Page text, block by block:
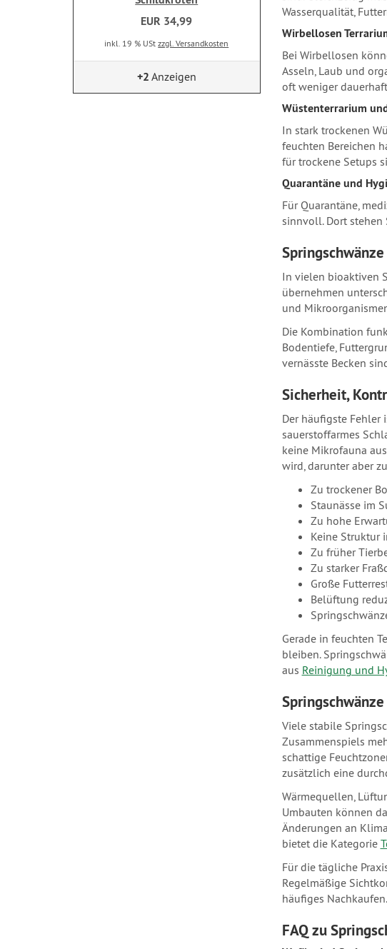
Wasserqualität,
Wirbellosen
Bei Wirbellosen
Asseln, Laub und
oft weniger
Wüstenterrarium
In stark trockenen
feuchten Bereichen
für trockene Setups
Quarantäne und
Für Quarantäne,
sinnvoll. Dort stehen
In vielen bioaktiven
übernehmen
und
Die Kombination
Bodentiefe,
vernässte Becken
Sicherheit,
Der häufigste Fehler
sauerstoffarmes
keine Mikrofauna
wird, darunter aber
Zu trockener
Staunässe im
Zu hohe
Keine Struktur
Zu früher
Zu starker
Große
Belüftung
Gerade in feuchten
bleiben.
aus Reinigung und
Viele stabile
Zusammenspiels
schattige
zusätzlich eine
Wärmequellen,
Umbauten können
Änderungen an
bietet die Kategorie
Für die tägliche
Regelmäßige
häufiges
FAQ zu
EUR 34,99
inkl. 19 % UStzzgl. Versandkosten
+2 Anzeigen